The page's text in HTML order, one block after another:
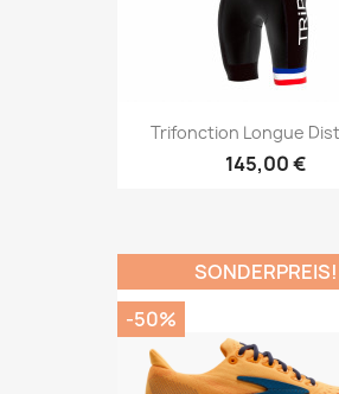
Trifonction Longue
145,00 €
SONDERPREIS!
-50%